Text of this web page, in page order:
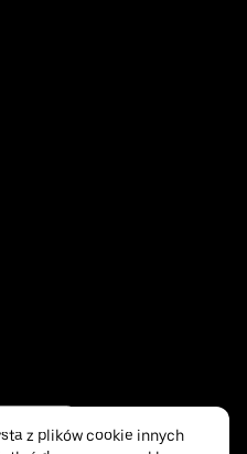
z plików cookie innych